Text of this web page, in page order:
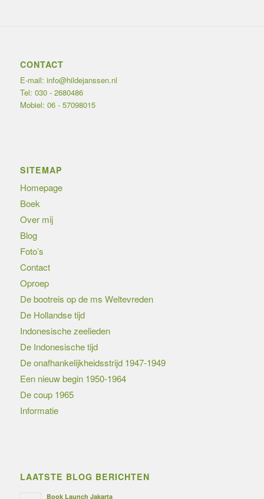
CONTACT
E-mail: info@hildejanssen.nl
Tel: 030 - 2680486
Mobiel: 06 - 57098015
SITEMAP
Homepage
Boek
Over mij
Blog
Foto’s
Contact
Oproep
De bootreis op de ms Weltevreden
De Hollandse tijd
Indonesische zeelieden
De Indonesische tijd
De onafhankelijkheidsstrijd 1947-1949
Een nieuw begin 1950-1964
De coup 1965
Informatie
LAATSTE BLOG BERICHTEN
Book Launch Jakarta